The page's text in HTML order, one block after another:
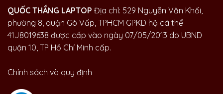
QUỐC THẮNG LAPTOP Địa chỉ: 529 Nguyễn Văn Khối,
phường 8, quận Gò Vấp, TPHCM GPKD hộ cá thể
41J8019638 được cấp vào ngày 07/05/2013 do UBND
quận 10, TP Hồ Chí Minh cấp.
Chính sách và quy định